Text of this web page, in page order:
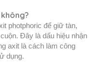
photphoric để giữ tàn,
Đây là dấu hiệu nhận
axit là cách làm công
dụng.